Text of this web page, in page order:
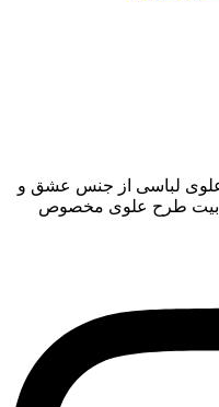
لباسی از جنس عشق و
بیت طرح علوی مخصوص